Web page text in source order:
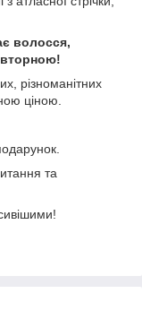
волосся,
різноманітних
ціною.
та